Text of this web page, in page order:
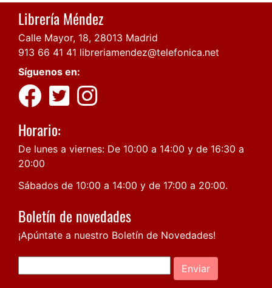
Librería Méndez
Calle Mayor, 18, 28013 Madrid
913 66 41 41 libreriamendez@telefonica.net
Síguenos en:
Horario:
De lunes a viernes: De 10:00 a 14:00 y de 16:30 a
20:00
Sábados de 10:00 a 14:00 y de 17:00 a 20:00.
Boletín de novedades
¡Apúntate a nuestro Boletín de Novedades!
Enviar